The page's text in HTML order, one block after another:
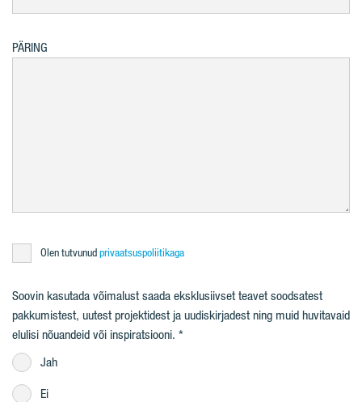
PÄRING
Olen tutvunudprivaatsuspoliitikaga
Soovin kasutada võimalust saada eksklusiivset teavet soodsatest
pakkumistest, uutest projektidest ja uudiskirjadest ning muid huvitavaid
elulisi nõuandeid või inspiratsiooni.
Jah
Ei